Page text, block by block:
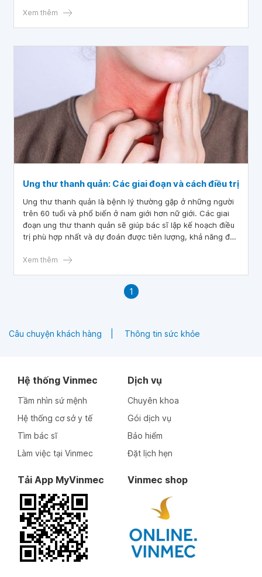
có thể nhanh hồi phục?
Xem thêm
Ung thư thanh quản: Các giai đoạn và cách điều trị
Ung thư thanh quản là bệnh lý thường gặp ở những người
trên 60 tuổi và phổ biến ở nam giới hơn nữ giới. Các giai
đoạn ung thư thanh quản sẽ giúp bác sĩ lập kế hoạch điều
trị phù hợp nhất và dự đoán được tiên lượng, khả năng đáp
Xem thêm
1
Câu chuyện khách hàng Thông tin sức khỏe
Hệ thống Vinmec
Tầm nhìn sứ mệnh
Hệ thống cơ sở y tế
Tìm bác sĩ
Làm việc tại Vinmec
Dịch vụ
Chuyên khoa
Gói dịch vụ
Bảo hiểm
Đặt lịch hẹn
Tải App MyVinmec Vinmec shop